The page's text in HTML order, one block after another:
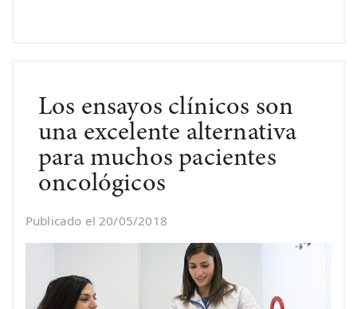
Los ensayos clínicos son
una excelente alternativa
para muchos pacientes
oncológicos
Publicado el 20/05/2018